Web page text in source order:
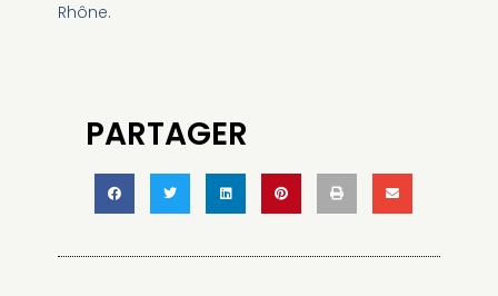
Rhône.
PARTAGER